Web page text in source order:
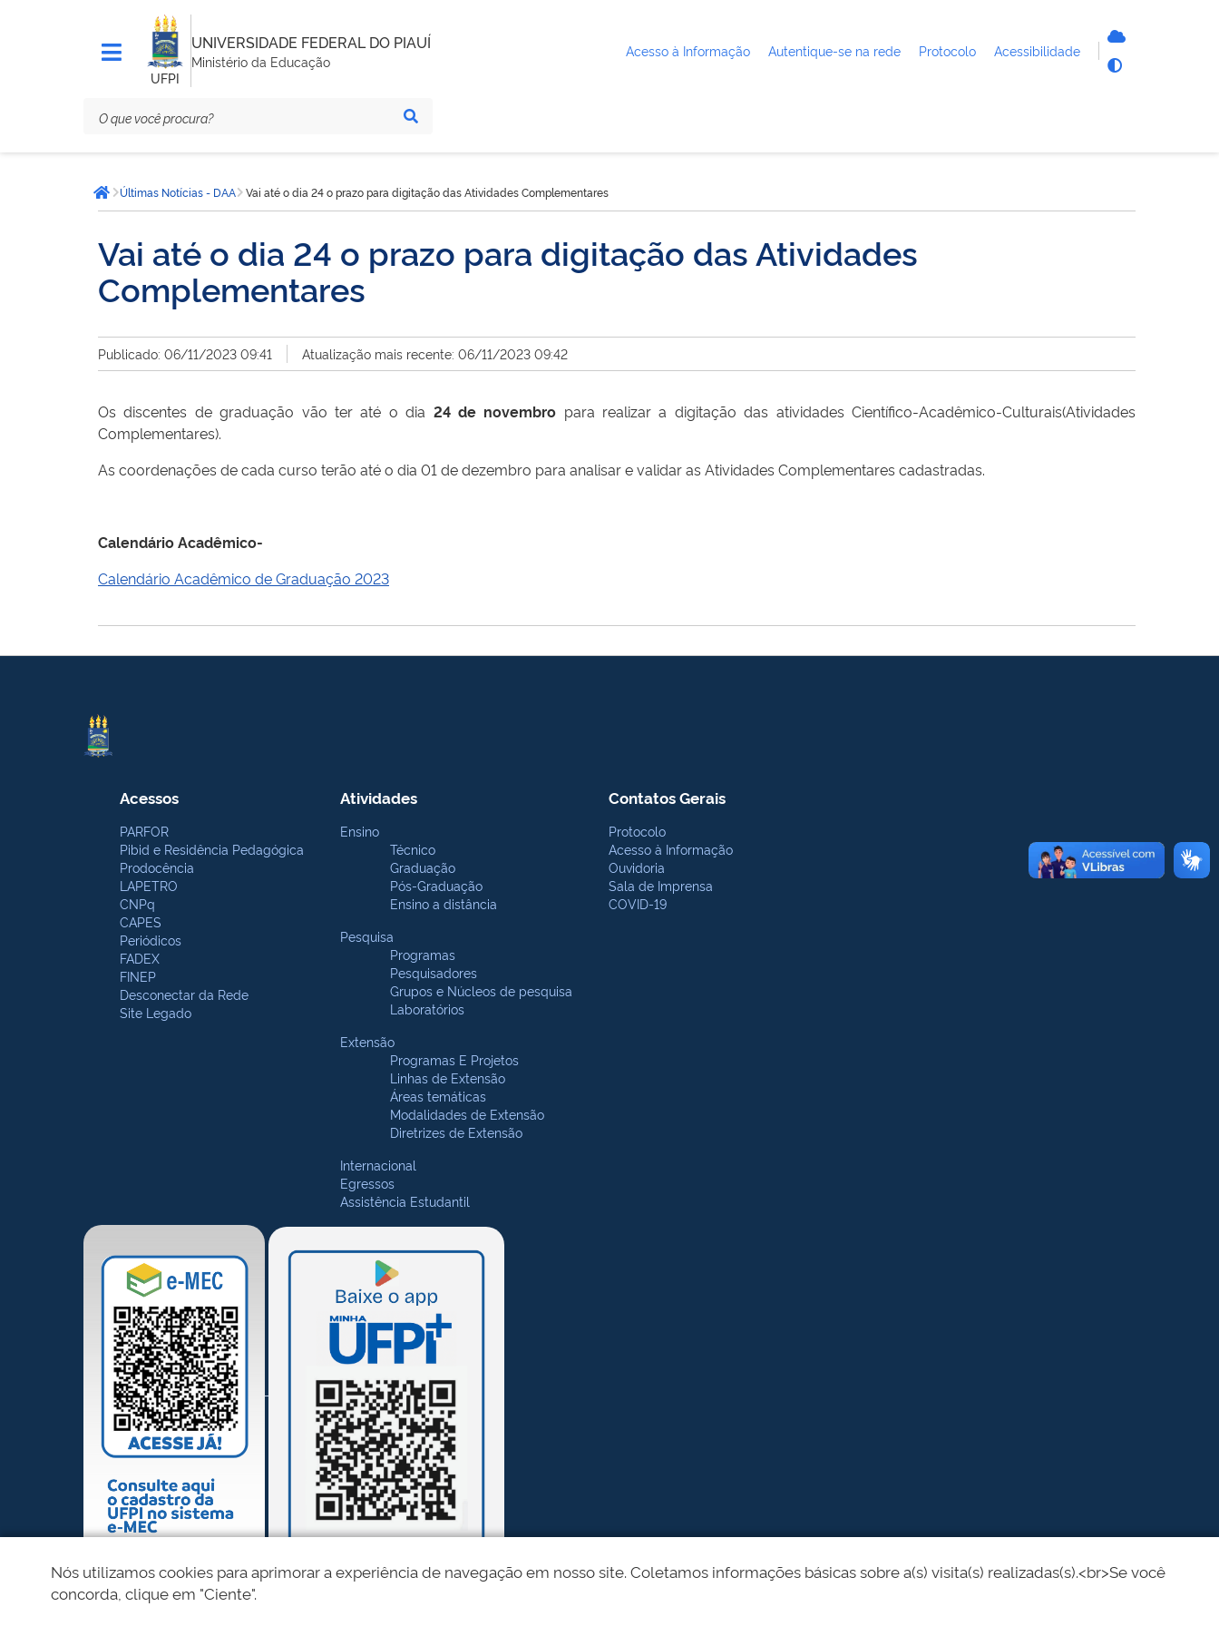
UFPI
UNIVERSIDADE FEDERAL DO PIAUÍ
Ministério da Educação
Acesso à Informação Autentique-se na rede Protocolo Acessibilidade
está
aqui:Página inicial
Últimas Notícias - DAA Vai até o dia 24 o prazo para digitação das Atividades Complementares
Vai até o dia 24 o prazo para digitação das Atividades
Complementares
Publicado: 06/11/2023 09:41 Atualização mais recente: 06/11/2023 09:42
Os discentes de graduação vão ter até o dia 24 de novembro para realizar a digitação das atividades Científico-Acadêmico-Culturais(Atividades
Complementares).
As coordenações de cada curso terão até o dia 01 de dezembro para analisar e validar as Atividades Complementares cadastradas.
Calendário Acadêmico-
Calendário Acadêmico de Graduação 2023
Acessos
PARFOR
Pibid e Residência Pedagógica
Prodocência
LAPETRO
CNPq
CAPES
Periódicos
FADEX
FINEP
Desconectar da Rede
Site Legado
Atividades
Ensino
Técnico
Graduação
Pós-Graduação
Ensino a distância
Pesquisa
Programas
Pesquisadores
Grupos e Núcleos de pesquisa
Laboratórios
Extensão
Programas E Projetos
Linhas de Extensão
Áreas temáticas
Modalidades de Extensão
Diretrizes de Extensão
Internacional
Egressos
Assistência Estudantil
Contatos Gerais
Protocolo
Acesso à Informação
Ouvidoria
Sala de Imprensa
COVID-19
Nós utilizamos cookies para aprimorar a experiência de navegação em nosso site. Coletamos informações básicas sobre a(s) visita(s) realizadas(s).<br>Se você
concorda, clique em "Ciente".